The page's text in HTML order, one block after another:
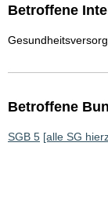
Betroffene
Betroffene
SGB 5 [alle SG